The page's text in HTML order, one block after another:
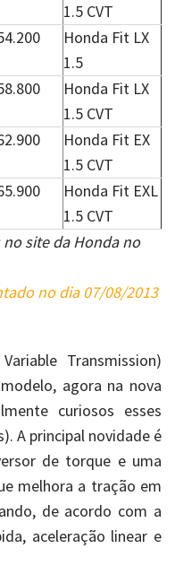
1.5 CVT
Honda Fit LX
1.5
Honda Fit LX
1.5 CVT
Honda Fit EX
1.5 CVT
Honda Fit EXL
1.5 CVT
site da Honda no
no dia 07/08/2013
Transmission)
agora na nova
curiosos esses
A principal novidade é
de torque e uma
melhora a tração em
de acordo com a
aceleração linear e